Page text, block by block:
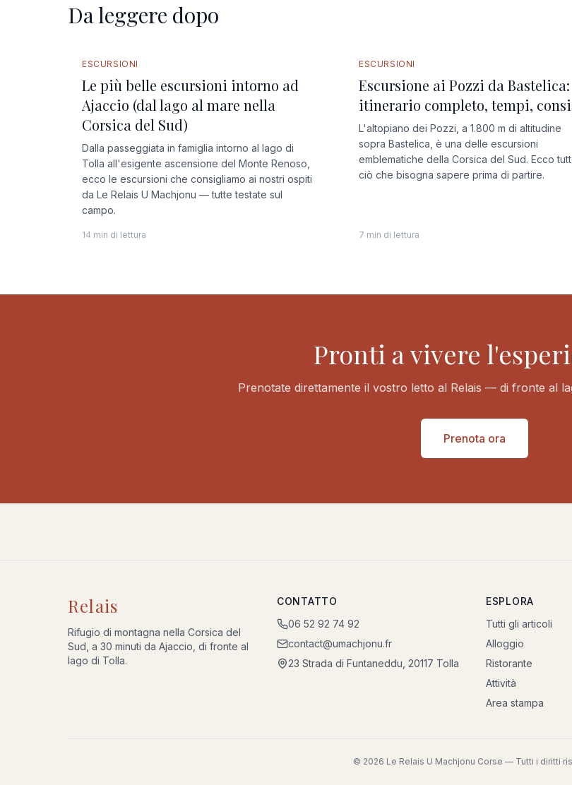
Da leggere dopo
GUIDA COMPLETA
ESCURSIONI
Le più belle escursioni intorno ad
Ajaccio (dal lago al mare nella
Corsica del Sud)
Dalla passeggiata in famiglia intorno al lago di
Tolla all'esigente ascensione del Monte Renoso,
ecco le escursioni che consigliamo ai nostri ospiti
da Le Relais U Machjonu — tutte testate sul
campo.
14 min di lettura
ESCURSIONI
Escursione ai Pozzi da Bastelica:
itinerario completo, tempi,
L'altopiano dei Pozzi, a 1.800 m di altitudine
sopra Bastelica, è una delle escursioni
emblematiche della Corsica del Sud. Ecco
ciò che bisogna sapere prima di partire.
7 min di lettura
Pronti a vivere
Prenotate direttamente il vostro letto al Relais — di fronte al
Prenota ora
Relais
Rifugio di montagna nella Corsica del
Sud, a 30 minuti da Ajaccio, di fronte al
lago di Tolla.
CONTATTO
06 52 92 74 92
contact@umachjonu.fr
23 Strada di Funtaneddu, 20117 Tolla
ESPLORA
Tutti gli articoli
Alloggio
Ristorante
Attività
Area stampa
© 2026 Le Relais U Machjonu Corse — Tutti i diritti